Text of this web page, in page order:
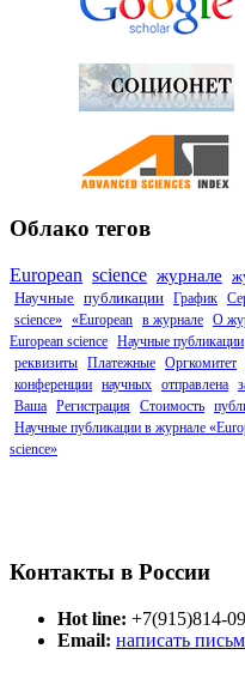
Облако тегов
European science журнале
Научные публикации График
science» «European в журнале О
European science Научные публикации
реквизиты Платежные Оргкомитет
конференции научных отправлена
Ваша Регистрация Стоимость
Научные публикации в журнале
science»
Контакты в России
Hot line: +7(915)814-
Email: написать